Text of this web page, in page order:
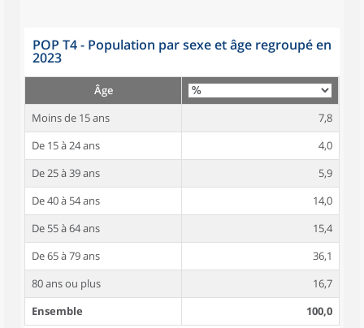
POP T4 - Population par sexe et âge regroupé en
2023
Âge
Moins de 15 ans
7,8
De 15 à 24 ans
4,0
De 25 à 39 ans
5,9
De 40 à 54 ans
14,0
De 55 à 64 ans
15,4
De 65 à 79 ans
36,1
80 ans ou plus
16,7
Ensemble
100,0